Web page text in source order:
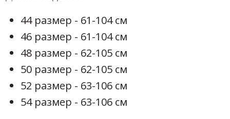
44 размер - 61-104 см
46 размер - 61-104 см
48 размер - 62-105 см
50 размер - 62-105 см
52 размер - 63-106 см
54 размер - 63-106 см